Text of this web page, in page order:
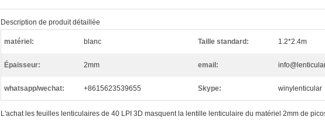
Description de produit détaillée
matériel: blanc Taille standard: 1.2*2.4m
Épaisseur: 2mm email:
whatsapp/wechat: +8615623539655 Skype: winylenticular
L'achat les feuilles lenticulaires de 40 LPI 3D masquent la lentille lenticulaire du matériel 2mm de